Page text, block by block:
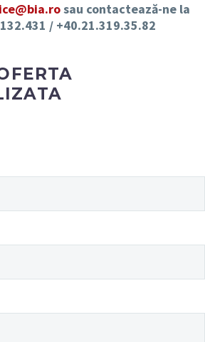
sau contactează-ne la
/ +40.21.319.35.82